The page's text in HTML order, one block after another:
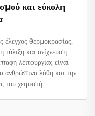
και εύκολη
έλεγχος θερμοκρασίας,
και ανίχνευση
λειτουργίας είναι
ανθρώπινα λάθη και την
του χειριστή.